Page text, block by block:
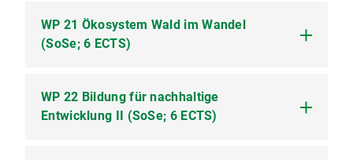
SWS)
WP 20.1 Tutorielle Lehrqualifikation (Seminar;
2 SWS)
WP 21 Ökosystem Wald im Wandel
(SoSe; 6 ECTS)
WP 21.1 Ökosystemwandel im Wald
(Geländeseminar)
WP 22 Bildung für nachhaltige
Entwicklung II (SoSe; 6 ECTS)